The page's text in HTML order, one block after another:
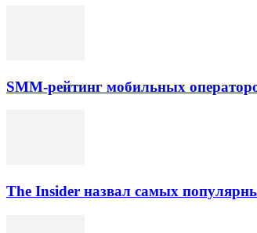
SMM-рейтинг мобильных
The Insider назвал самых